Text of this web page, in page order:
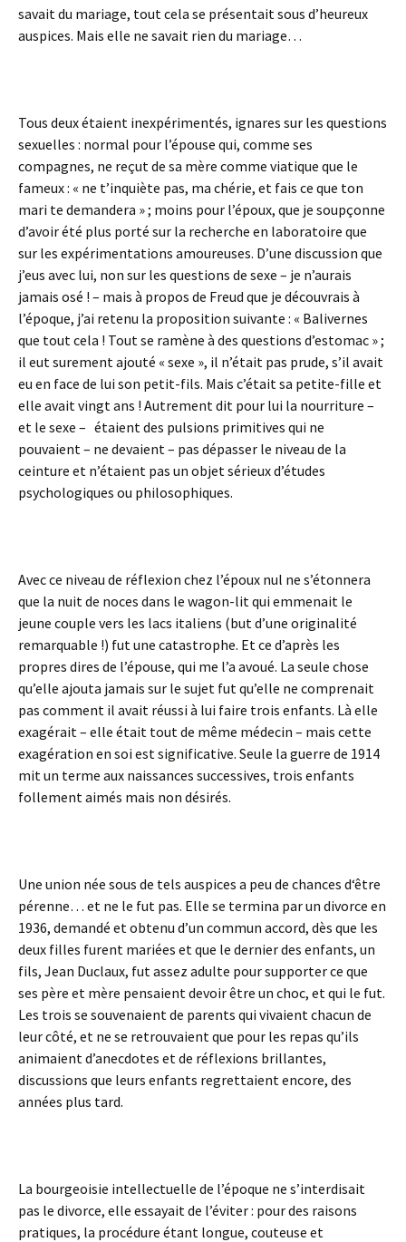
savait du mariage, tout cela se présentait sous d’heureux
auspices. Mais elle ne savait rien du mariage…
Tous deux étaient inexpérimentés, ignares sur les questions
sexuelles : normal pour l’épouse qui, comme ses
compagnes, ne reçut de sa mère comme viatique que le
fameux : « ne t’inquiète pas, ma chérie, et fais ce que ton
mari te demandera » ; moins pour l’époux, que je soupçonne
d’avoir été plus porté sur la recherche en laboratoire que
sur les expérimentations amoureuses. D’une discussion que
j’eus avec lui, non sur les questions de sexe – je n’aurais
jamais osé ! – mais à propos de Freud que je découvrais à
l’époque, j’ai retenu la proposition suivante : « Balivernes
que tout cela ! Tout se ramène à des questions d’estomac » ;
il eut surement ajouté « sexe », il n’était pas prude, s’il avait
eu en face de lui son petit-fils. Mais c’était sa petite-fille et
elle avait vingt ans ! Autrement dit pour lui la nourriture –
et le sexe – étaient des pulsions primitives qui ne
pouvaient – ne devaient – pas dépasser le niveau de la
ceinture et n’étaient pas un objet sérieux d’études
psychologiques ou philosophiques.
Avec ce niveau de réflexion chez l’époux nul ne s’étonnera
que la nuit de noces dans le wagon-lit qui emmenait le
jeune couple vers les lacs italiens (but d’une originalité
remarquable !) fut une catastrophe. Et ce d’après les
propres dires de l’épouse, qui me l’a avoué. La seule chose
qu’elle ajouta jamais sur le sujet fut qu’elle ne comprenait
pas comment il avait réussi à lui faire trois enfants. Là elle
exagérait – elle était tout de même médecin – mais cette
exagération en soi est significative. Seule la guerre de 1914
mit un terme aux naissances successives, trois enfants
follement aimés mais non désirés.
Une union née sous de tels auspices a peu de chances d‘être
pérenne… et ne le fut pas. Elle se termina par un divorce en
1936, demandé et obtenu d’un commun accord, dès que les
deux filles furent mariées et que le dernier des enfants, un
fils, Jean Duclaux, fut assez adulte pour supporter ce que
ses père et mère pensaient devoir être un choc, et qui le fut.
Les trois se souvenaient de parents qui vivaient chacun de
leur côté, et ne se retrouvaient que pour les repas qu’ils
animaient d’anecdotes et de réflexions brillantes,
discussions que leurs enfants regrettaient encore, des
années plus tard.
La bourgeoisie intellectuelle de l’époque ne s’interdisait
pas le divorce, elle essayait de l’éviter : pour des raisons
pratiques, la procédure étant longue, couteuse et